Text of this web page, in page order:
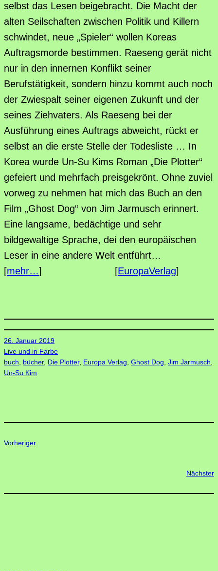
selbst das Lesen beigebracht. Die Macht der
alten Seilschaften zwischen Politik und Killern
schwindet, neue „Spieler“ wollen Koreas
Auftragsmorde bestimmen. Raeseng gerät nicht
nur in den innernen Konflikt seiner
Berufstätigkeit, sondern hinzu kommt auch noch
der Zwiespalt seiner eigenen Zukunft und der
seines Ziehvaters. Als Raeseng bei der
Ausführung eines Auftrags abweicht, rückt er
selbst an die erste Stelle der Todesliste … In
Korea wurde Un-Su Kims Roman „Die Plotter“
gefeiert und mehrfach preisgekrönt. Ohne zuviel
vorweg zu nehmen hat mich das Buch an den
Film „Ghost Dog“ von Jim Jarmusch erinnert.
Eine langsame, bedächtige und sehr
bildgewaltige Sprache, dei den europäischen
Leser in eine andere Welt entführt…
[mehr…] [EuropaVerlag]
26. Januar 2019
Live und in Farbe
buch, bücher, Die Plotter, Europa Verlag, Ghost Dog, Jim Jarmusch
Un-Su Kim
Vorheriger
Nächster